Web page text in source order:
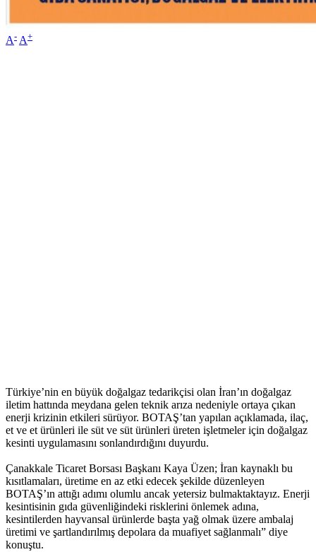
A- A+
Türkiye’nin en büyük doğalgaz tedarikçisi olan İran’ın doğalgaz
iletim hattında meydana gelen teknik arıza nedeniyle ortaya çıkan
enerji krizinin etkileri sürüyor. BOTAŞ’tan yapılan açıklamada, ilaç,
et ve et ürünleri ile süt ve süt ürünleri üreten işletmeler için doğalgaz
kesinti uygulamasını sonlandırdığını duyurdu.
Çanakkale Ticaret Borsası Başkanı Kaya Üzen; İran kaynaklı bu
kısıtlamaları, üretime en az etki edecek şekilde düzenleyen
BOTAŞ’ın attığı adımı olumlu ancak yetersiz bulmaktaktayız. Enerji
kesintisinin gıda güvenliğindeki risklerini önlemek adına,
kesintilerden hayvansal ürünlerde başta yağ olmak üzere ambalaj
üretimi ve şartlandırılmış depolara da muafiyet sağlanmalı” diye
konuştu.